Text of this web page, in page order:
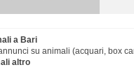
a Bari
su animali (acquari, box
altro